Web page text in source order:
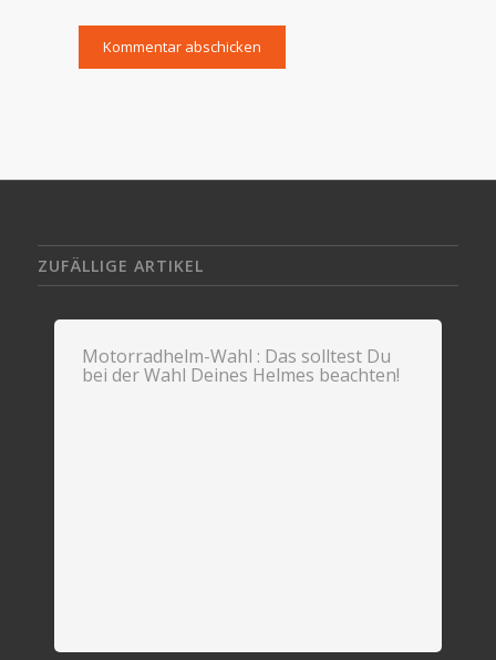
ZUFÄLLIGE ARTIKEL
Motorradhelm-Wahl : Das solltest Du
bei der Wahl Deines Helmes beachten!